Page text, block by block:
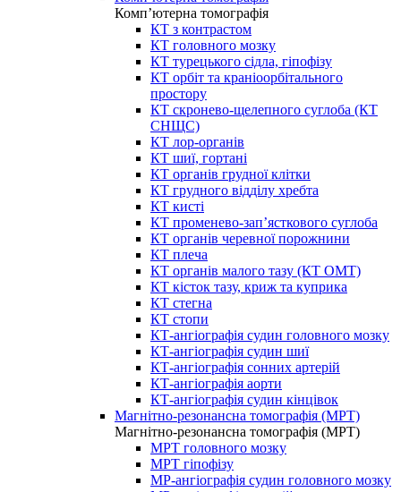
Комп’ютерна томографія
КТ з контрастом
КТ головного мозку
КТ турецького сідла, гіпофізу
КТ орбіт та краніоорбітального
простору
КТ скронево-щелепного суглоба (КТ
СНЩС)
КТ лор-органів
КТ шиї, гортані
КТ органів грудної клітки
КТ грудного відділу хребта
КТ кисті
КТ променево-зап’ясткового суглоба
КТ органів черевної порожнини
КТ плеча
КТ органів малого тазу (КТ ОМТ)
КТ кісток тазу, криж та куприка
КТ стегна
КТ стопи
КТ-ангіографія судин головного мозку
КТ-ангіографія судин шиї
КТ-ангіографія сонних артерій
КТ-ангіографія аорти
КТ-ангіографія судин кінцівок
Магнітно-резонансна томографія (МРТ)
Магнітно-резонансна томографія (МРТ)
МРТ головного мозку
МРТ гіпофізу
МР-ангіографія судин головного мозку